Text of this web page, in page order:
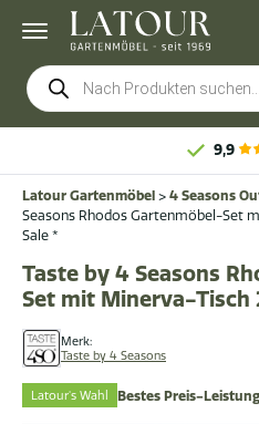
Products
search
9,9
Latour Gartenmöbel > 4 Seasons
Seasons Rhodos Gartenmöbel-Set
Sale *
Merk:
Taste by 4 Seasons
Taste by 4 Seasons
Set mit Minerva-Tisch
Latour's Wahl Bestes Preis-